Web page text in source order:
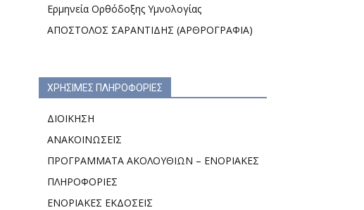
Ερμηνεία Ορθόδοξης Υμνολογίας
ΑΠΟΣΤΟΛΟΣ ΣΑΡΑΝΤΙΔΗΣ (ΑΡΘΡΟΓΡΑΦΙΑ)
ΧΡΗΣΙΜΕΣ ΠΛΗΡΟΦΟΡΙΕΣ
ΔΙΟΙΚΗΣΗ
ΑΝΑΚΟΙΝΩΣΕΙΣ
ΠΡΟΓΡΑΜΜΑΤΑ ΑΚΟΛΟΥΘΙΩΝ – ΕΝΟΡΙΑΚΕΣ
ΠΛΗΡΟΦΟΡΙΕΣ
ΕΝΟΡΙΑΚΕΣ ΕΚΔΟΣΕΙΣ